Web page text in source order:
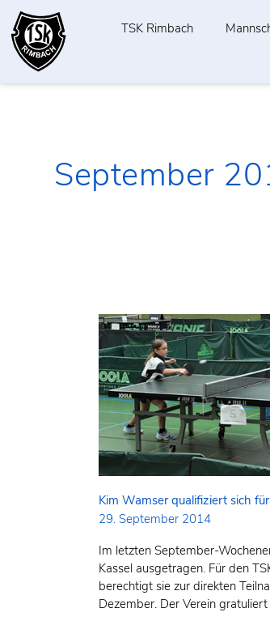
Inhalt
springen
TSK Rimbach
September
Kim Wamser qualifiziert sich
29. September 2014
Im letzten September-
Kassel ausgetragen. Für den
berechtigt sie zur direkten
Dezember. Der Verein
Kim
Wamser
qualifiziert
sich
für
die
Hessischen
Meisterschaften